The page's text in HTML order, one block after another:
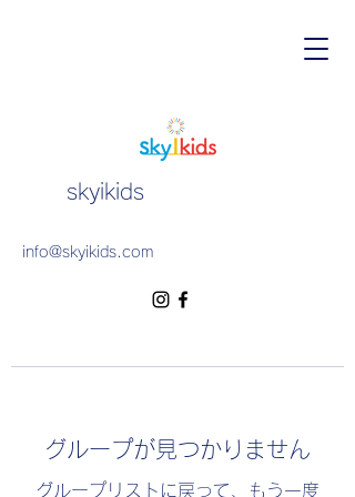
skyikids
info@skyikids.com
グループが見つかりません
グループリストに戻って、もう一度